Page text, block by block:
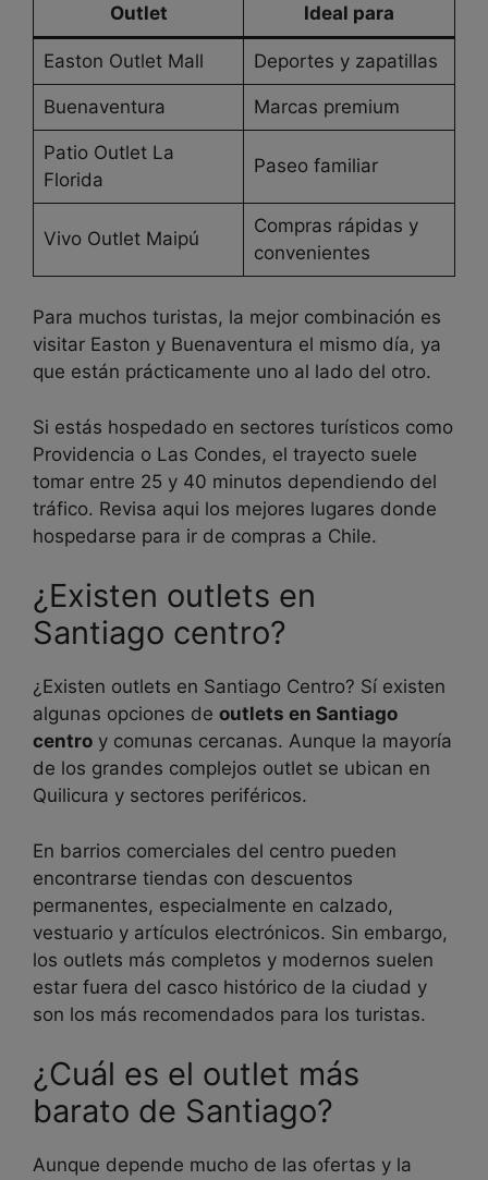
Outlet Ideal para
Easton Outlet Mall Deportes y zapatillas
Buenaventura Marcas premium
Patio Outlet La
Florida
Paseo familiar
Vivo Outlet Maipú
Compras rápidas y
convenientes
Para muchos turistas, la mejor combinación es
visitar Easton y Buenaventura el mismo día, ya
que están prácticamente uno al lado del otro.
Si estás hospedado en sectores turísticos como
Providencia o Las Condes, el trayecto suele
tomar entre 25 y 40 minutos dependiendo del
tráfico. Revisa aqui los mejores lugares donde
hospedarse para ir de compras a Chile.
¿Existen outlets en
Santiago centro?
¿Existen outlets en Santiago Centro? Sí existen
algunas opciones de outlets en Santiago
centro y comunas cercanas. Aunque la mayoría
de los grandes complejos outlet se ubican en
Quilicura y sectores periféricos.
En barrios comerciales del centro pueden
encontrarse tiendas con descuentos
permanentes, especialmente en calzado,
vestuario y artículos electrónicos. Sin embargo,
los outlets más completos y modernos suelen
estar fuera del casco histórico de la ciudad y
son los más recomendados para los turistas.
¿Cuál es el outlet más
barato de Santiago?
Aunque depende mucho de las ofertas y la